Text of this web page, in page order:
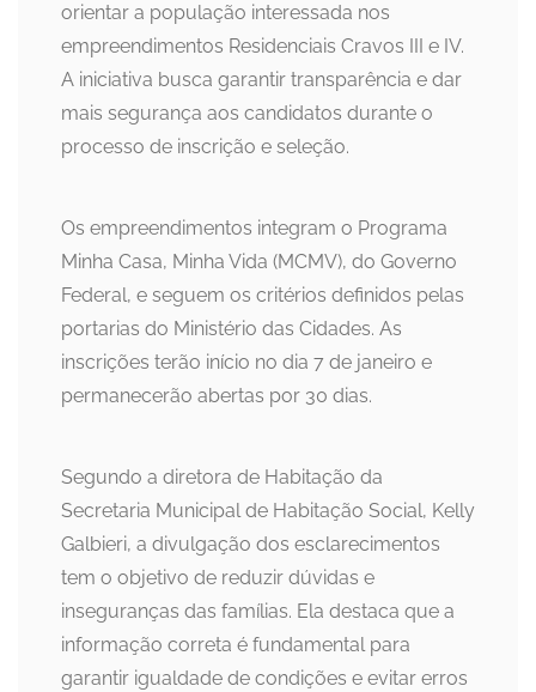
orientar a população interessada nos
empreendimentos Residenciais Cravos III e IV.
A iniciativa busca garantir transparência e dar
mais segurança aos candidatos durante o
processo de inscrição e seleção.
Os empreendimentos integram o Programa
Minha Casa, Minha Vida (MCMV), do Governo
Federal, e seguem os critérios definidos pelas
portarias do Ministério das Cidades. As
inscrições terão início no dia 7 de janeiro e
permanecerão abertas por 30 dias.
Segundo a diretora de Habitação da
Secretaria Municipal de Habitação Social, Kelly
Galbieri, a divulgação dos esclarecimentos
tem o objetivo de reduzir dúvidas e
inseguranças das famílias. Ela destaca que a
informação correta é fundamental para
garantir igualdade de condições e evitar erros